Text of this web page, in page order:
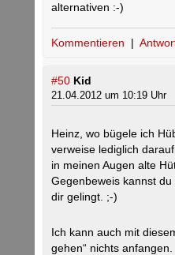
alternativen :-)
Kommentieren |
#50 Kid
21.04.2012 um 10:19 Uhr
Heinz, wo bügele ich
verweise lediglich
in meinen Augen alte
Gegenbeweis kannst
dir gelingt. ;-)
Ich kann auch mit
gehen“ nichts